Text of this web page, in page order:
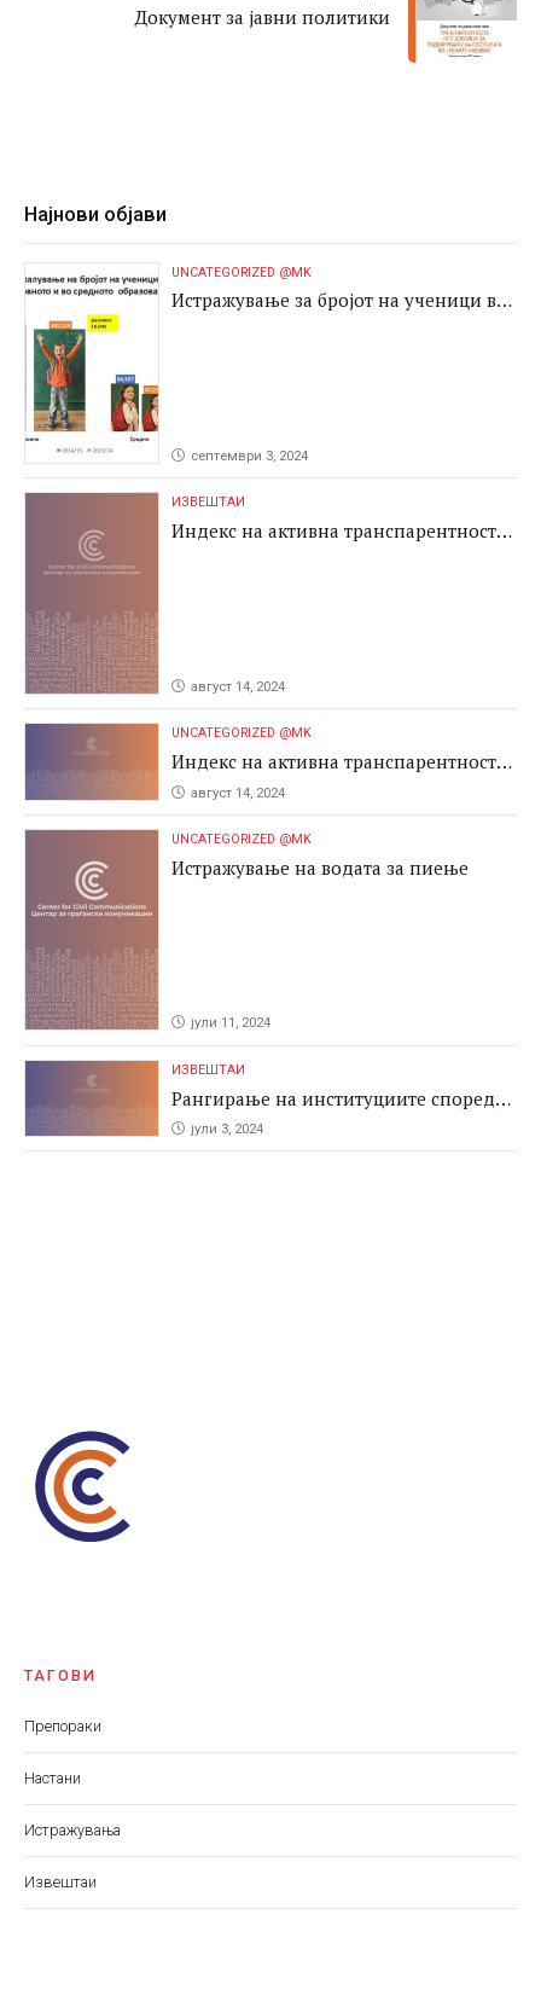
Документ за јавни политики
Најнови објави
UNCATEGORIZED @MK
Истражување за бројот на ученици во
септември 3, 2024
ИЗВЕШТАИ
Индекс на активна транспарентност
август 14, 2024
UNCATEGORIZED @MK
Индекс на активна транспарентност
2024август 14, 2024
UNCATEGORIZED @MK
Истражување на водата за пиење
јули 11, 2024
ИЗВЕШТАИ
Рангирање на институциите според
антикорупциските перформаси во
јавните набавки
јули 3, 2024
ТАГОВИ
Препораки
Настани
Истражувања
Извештаи